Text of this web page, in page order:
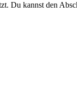
Du kannst den